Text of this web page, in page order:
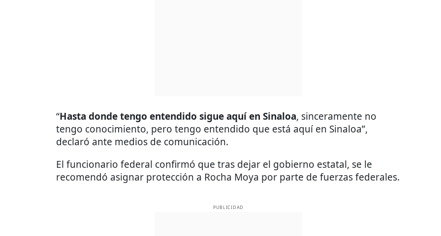
“Hasta donde tengo entendido sigue aquí en Sinaloa, sinceramente no
tengo conocimiento, pero tengo entendido que está aquí en Sinaloa”,
declaró ante medios de comunicación.
El funcionario federal confirmó que tras dejar el gobierno estatal, se le
recomendó asignar protección a Rocha Moya por parte de fuerzas federales.
PUBLICIDAD